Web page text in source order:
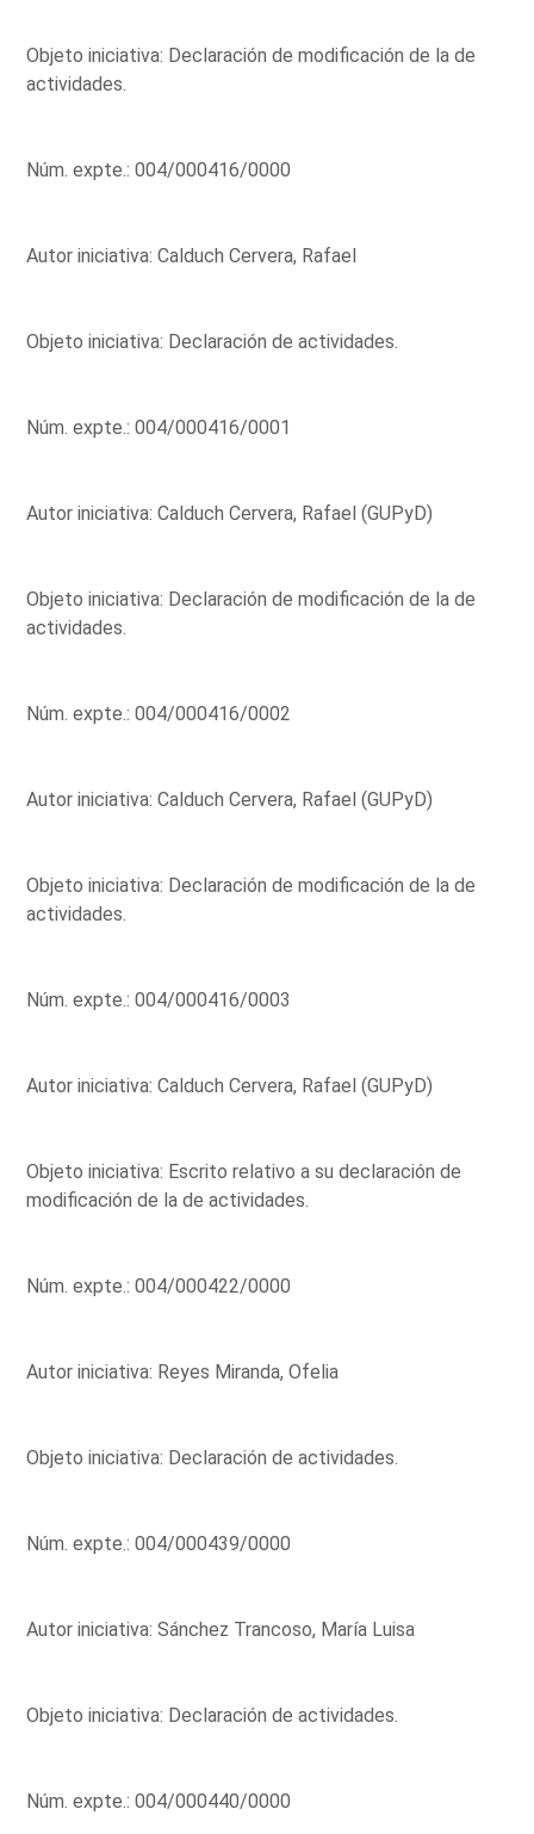
Objeto iniciativa: Declaración de modificación de la de
actividades.
Núm. expte.: 004/000416/0000
Autor iniciativa: Calduch Cervera, Rafael
Objeto iniciativa: Declaración de actividades.
Núm. expte.: 004/000416/0001
Autor iniciativa: Calduch Cervera, Rafael (GUPyD)
Objeto iniciativa: Declaración de modificación de la de
actividades.
Núm. expte.: 004/000416/0002
Autor iniciativa: Calduch Cervera, Rafael (GUPyD)
Objeto iniciativa: Declaración de modificación de la de
actividades.
Núm. expte.: 004/000416/0003
Autor iniciativa: Calduch Cervera, Rafael (GUPyD)
Objeto iniciativa: Escrito relativo a su declaración de
modificación de la de actividades.
Núm. expte.: 004/000422/0000
Autor iniciativa: Reyes Miranda, Ofelia
Objeto iniciativa: Declaración de actividades.
Núm. expte.: 004/000439/0000
Autor iniciativa: Sánchez Trancoso, María Luisa
Objeto iniciativa: Declaración de actividades.
Núm. expte.: 004/000440/0000